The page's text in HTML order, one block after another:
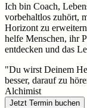
Ich bin Coach,
vorbehaltlos zuhört,
Horizont zu
helfe Menschen, ihr
entdecken und das
"Du wirst Deinem
besser, darauf zu
Alchimist
Jetzt Termin buchen